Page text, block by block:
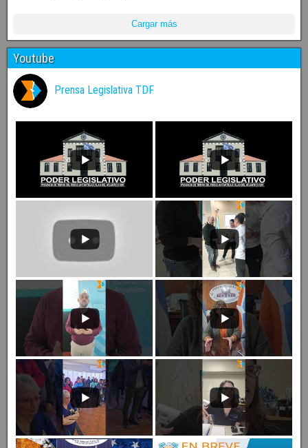
Cargar más
Youtube
Prensa Legislativa TDF